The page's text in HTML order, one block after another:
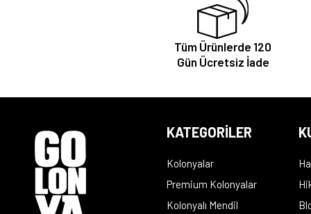
Tüm Ürünlerde 120
Gün Ücretsiz İade
KATEGORİLER
Kolonyalar
Premium Kolonyalar
Kolonyalı Mendil